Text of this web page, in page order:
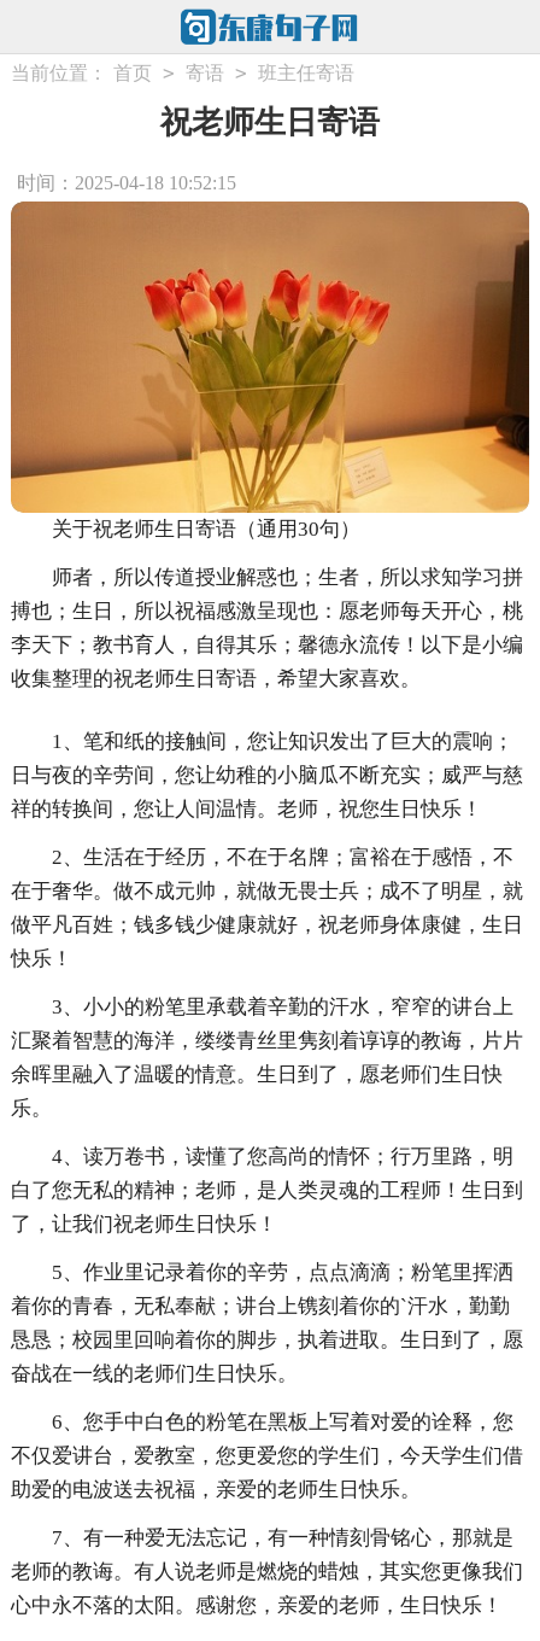
当前位置： 首页 > 寄语 > 班主任寄语
祝老师生日寄语
时间：2025-04-18 10:52:15
关于祝老师生日寄语（通用30句）
师者，所以传道授业解惑也；生者，所以求知学习拼
搏也；生日，所以祝福感激呈现也：愿老师每天开心，桃
李天下；教书育人，自得其乐；馨德永流传！以下是小编
收集整理的祝老师生日寄语，希望大家喜欢。
1、笔和纸的接触间，您让知识发出了巨大的震响；
日与夜的辛劳间，您让幼稚的小脑瓜不断充实；威严与慈
祥的转换间，您让人间温情。老师，祝您生日快乐！
2、生活在于经历，不在于名牌；富裕在于感悟，不
在于奢华。做不成元帅，就做无畏士兵；成不了明星，就
做平凡百姓；钱多钱少健康就好，祝老师身体康健，生日
快乐！
3、小小的粉笔里承载着辛勤的汗水，窄窄的讲台上
汇聚着智慧的海洋，缕缕青丝里隽刻着谆谆的教诲，片片
余晖里融入了温暖的情意。生日到了，愿老师们生日快
乐。
4、读万卷书，读懂了您高尚的情怀；行万里路，明
白了您无私的精神；老师，是人类灵魂的工程师！生日到
了，让我们祝老师生日快乐！
5、作业里记录着你的辛劳，点点滴滴；粉笔里挥洒
着你的青春，无私奉献；讲台上镌刻着你的`汗水，勤勤
恳恳；校园里回响着你的脚步，执着进取。生日到了，愿
奋战在一线的老师们生日快乐。
6、您手中白色的粉笔在黑板上写着对爱的诠释，您
不仅爱讲台，爱教室，您更爱您的学生们，今天学生们借
助爱的电波送去祝福，亲爱的老师生日快乐。
7、有一种爱无法忘记，有一种情刻骨铭心，那就是
老师的教诲。有人说老师是燃烧的蜡烛，其实您更像我们
心中永不落的太阳。感谢您，亲爱的老师，生日快乐！